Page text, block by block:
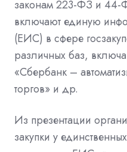
законам 223-ФЗ и 44-
включают единую
(ЕИС) в сфере
различных баз,
«Сбербанк –
торгов» и др.
Из презентации
закупки у